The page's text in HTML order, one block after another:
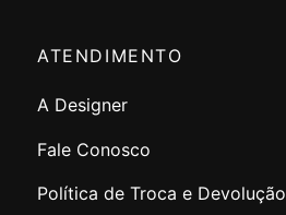
ATENDIMENTO
A Designer
Fale Conosco
Política de Troca e Devolução